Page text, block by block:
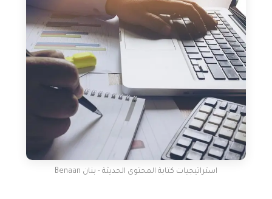
استراتيجيات كتابة المحتوى الحديثة - بنان Benaan